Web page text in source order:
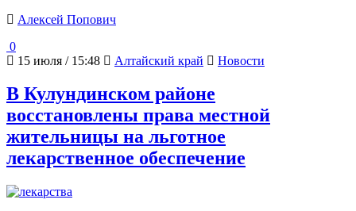
Алексей Попович
0
15 июля / 15:48
Алтайский край Новости
В Кулундинском районе
восстановлены права местной
жительницы на льготное
лекарственное обеспечение